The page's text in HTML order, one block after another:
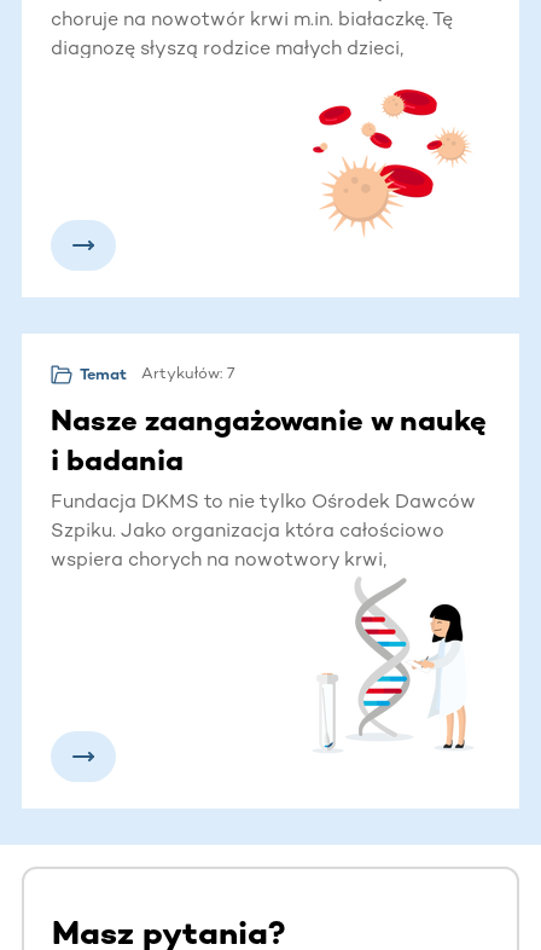
choruje na nowotwór krwi m.in. białaczkę. Tę
diagnozę słyszą rodzice małych dzieci,
może zachorować. Na szczęście każdy może
też pomóc. Dla wielu chorych jedyną szansą na
życie jest przeszczepienie szpiku lub komórek
macierzystych od niespokrewnionego Dawcy.
Dowiedz się więcej o nowotworach krwi.
Temat Artykułów: 7
Nasze zaangażowanie w naukę
i badania
Fundacja DKMS to nie tylko Ośrodek Dawców
Szpiku. Jako organizacja która całościowo
wspiera chorych na nowotwory krwi,
angażujemy się również w naukę i wspieramy
badania naukowe w obszarze hematoonkologii.
Masz pytania?